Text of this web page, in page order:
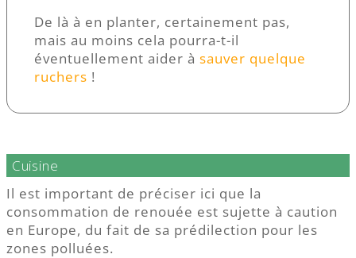
De là à en planter, certainement pas,
mais au moins cela pourra-t-il
éventuellement aider à sauver quelque
ruchers !
Cuisine
Il est important de préciser ici que la
consommation de renouée est sujette à caution
en Europe, du fait de sa prédilection pour les
zones polluées.